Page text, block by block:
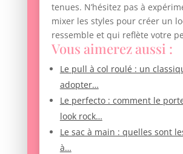
tenues. N’hésitez pas à
mixer les styles pour créer un
ressemble et qui reflète votre
Vous aimerez aussi :
Le pull à col roulé : un
adopter…
Le perfecto : comment le
look rock…
Le sac à main : quelles sont
à…